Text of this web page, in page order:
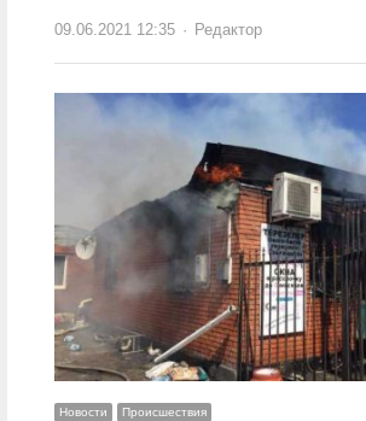
09.06.2021 12:35 Author
Редактор
Новости Происшествия